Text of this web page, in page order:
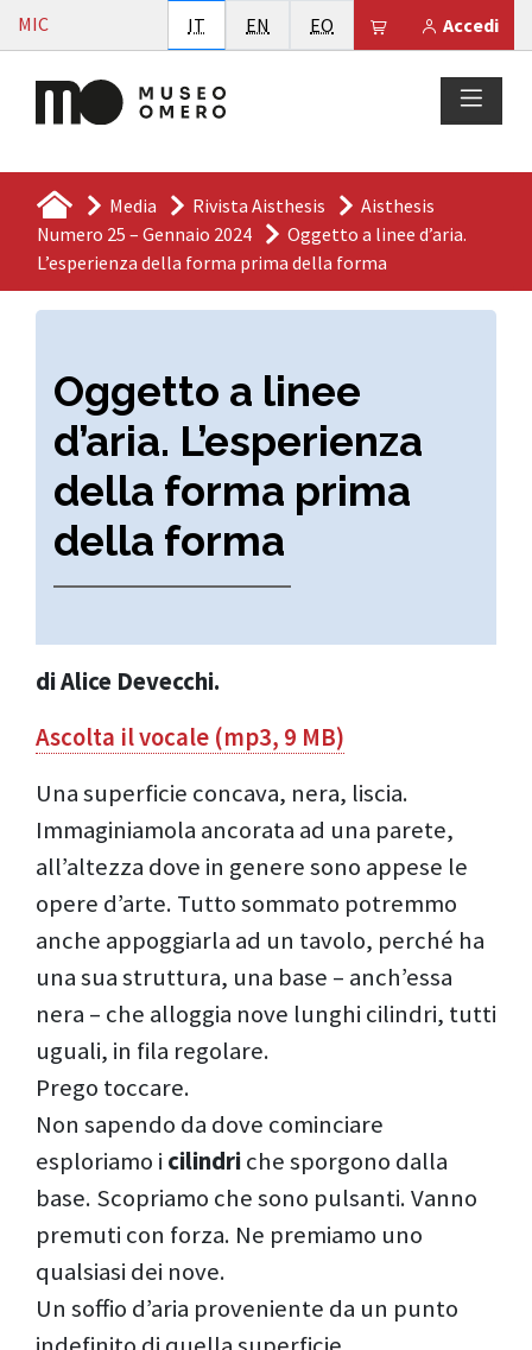
Vai al contenuto
MIC Accedi
Il tuo carrello è
IT Italiano
EN English
EO Esperanto
Media Rivista Aisthesis
Aisthesis
Numero 25 – Gennaio 2024
Oggetto a linee d’aria.
L’esperienza della forma prima della forma
Oggetto a linee
d’aria. L’esperienza
della forma prima
della forma
diAlice Devecchi.
Ascolta il vocale (mp3, 9 MB)
Una superficie concava, nera, liscia.
Immaginiamola ancorata ad una parete,
all’altezza dove in genere sono appese le
opere d’arte. Tutto sommato potremmo
anche appoggiarla ad un tavolo, perché ha
una sua struttura, una base – anch’essa
nera – che alloggia nove lunghi cilindri, tutti
uguali, in fila regolare.
Prego toccare.
Non sapendo da dove cominciare
esploriamo i cilindriche sporgono dalla
base. Scopriamo che sono pulsanti. Vanno
premuti con forza. Ne premiamo uno
qualsiasi dei nove.
Un soffio d’aria proveniente da un punto